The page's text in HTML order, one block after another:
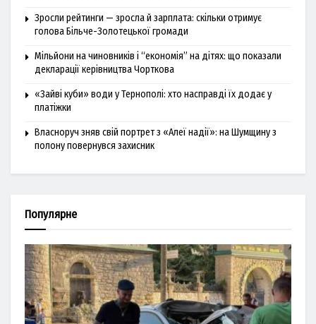
Зросли рейтинги — зросла й зарплата: скільки отримує
голова Більче-Золотецької громади
Мільйони на чиновників і “економія” на дітях: що показали
декларації керівництва Чорткова
«Зайві куби» води у Тернополі: хто насправді їх додає у
платіжки
Власноруч зняв свій портрет з «Алеї надії»: на Шумщину з
полону повернувся захисник
Популярне